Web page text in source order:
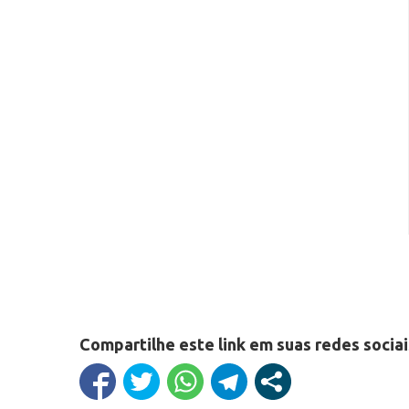
Compartilhe este link em suas redes